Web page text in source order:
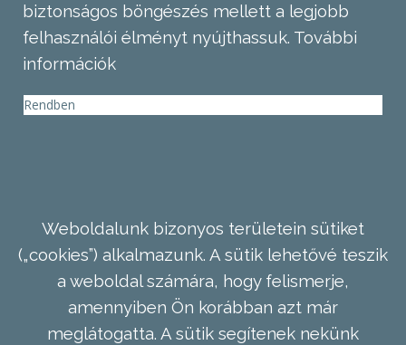
biztonságos böngészés mellett a legjobb
felhasználói élményt nyújthassuk. További
információk
Rendben
Weboldalunk bizonyos területein sütiket
(„cookies”) alkalmazunk. A sütik lehetővé teszik
a weboldal számára, hogy felismerje,
amennyiben Ön korábban azt már
meglátogatta. A sütik segítenek nekünk